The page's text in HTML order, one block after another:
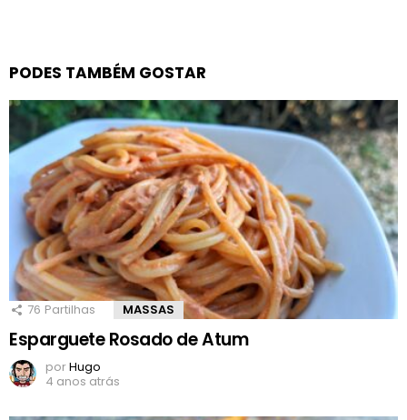
PODES TAMBÉM GOSTAR
76 Partilhas MASSAS
Esparguete Rosado de Atum
porHugo
4 anos atrás